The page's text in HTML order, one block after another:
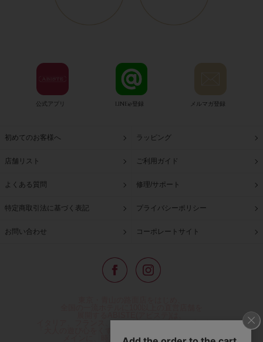
公式アプリ LINE@登録 メルマガ登録
初めてのお客様へ ラッピング
店舗リスト ご利用ガイド
よくある質問 修理/サポート
特定商取引法に基づく表記 プライバシーポリシー
お問い合わせ コーポレートサイト
イタリア、フランス、アメリカなどからインポートした
メインに、時計、バッグ、財布、小物、